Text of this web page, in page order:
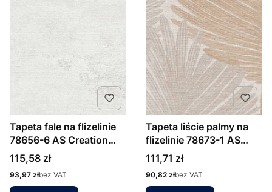
Tapeta fale na flizelinie
78656-6 AS Creation
popielata
Cena
115,58 zł
Cena
93,97 złbez VAT
Tapeta liście palmy na
flizelinie 78673-1 AS
Creation beżowo
brązowe
Cena
111,71 zł
Cena
90,82 złbez VAT